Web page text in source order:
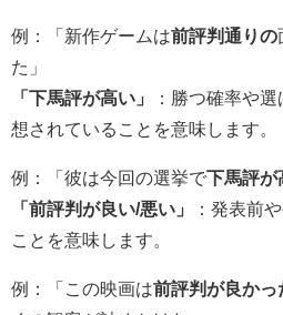
例：「新作ゲームは前評判通りの
た」
「下馬評が高い」
：勝つ確率や
想されていることを意味します。
例：「彼は今回の選挙で下馬評が
「前評判が良い/悪い」
：発表前
ことを意味します。
例：「この映画は前評判が良かっ